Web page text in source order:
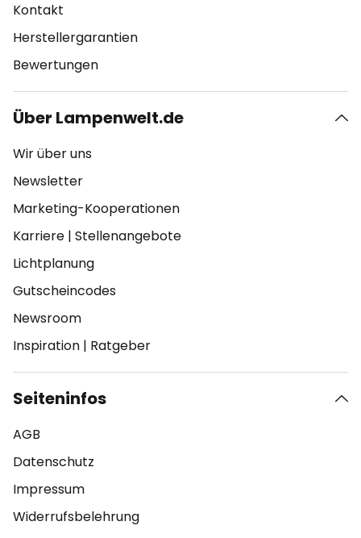
Kontakt
Herstellergarantien
Bewertungen
Über Lampenwelt.de
Wir über uns
Newsletter
Marketing-Kooperationen
Karriere | Stellenangebote
Lichtplanung
Gutscheincodes
Newsroom
Inspiration | Ratgeber
Seiteninfos
AGB
Datenschutz
Impressum
Widerrufsbelehrung